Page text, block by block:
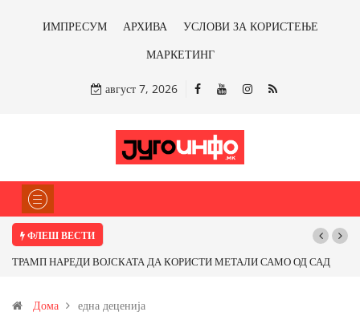
ИМПРЕСУМ АРХИВА
УСЛОВИ ЗА КОРИСТЕЊЕ
МАРКЕТИНГ
август 7, 2026
ФЛЕШ ВЕСТИ
ТРАМП НАРЕДИ ВОЈСКАТА ДА КОРИСТИ МЕТАЛИ САМО ОД САД
Иловица и со антимонот?
Дома една деценија